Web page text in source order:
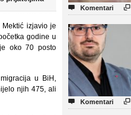
izjavio je
godine u
oko 70 posto
u BiH,
njih 475, ali
 Komentari 
 Komentari 